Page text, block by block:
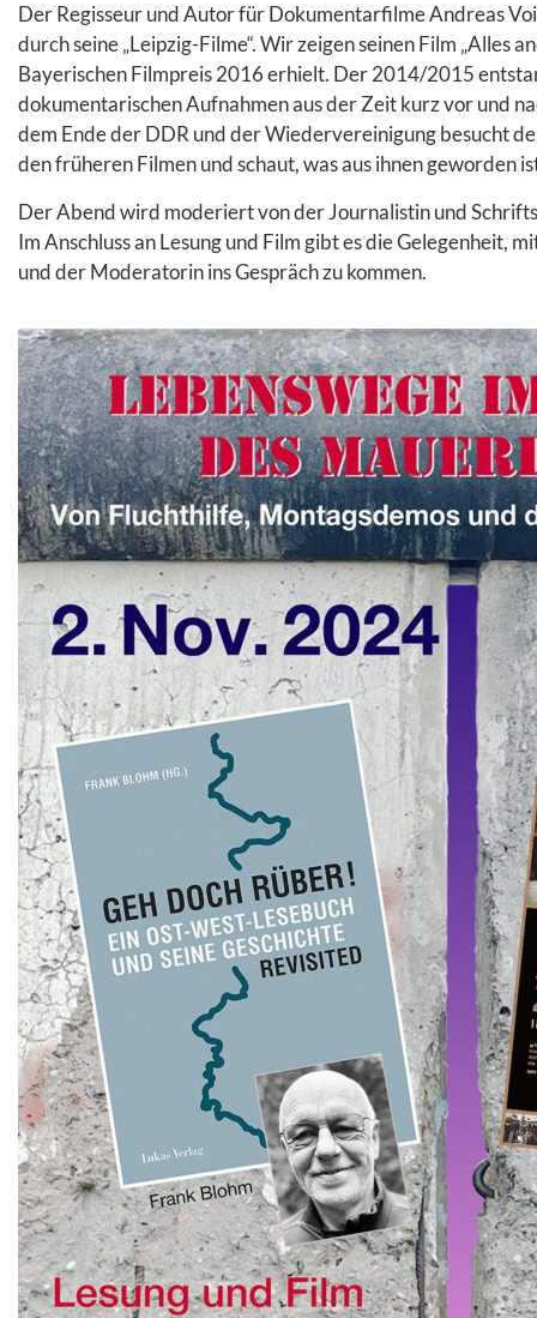
Der Regisseur und Autor für Dokumentarfilme Andreas
durch seine „Leipzig-Filme“. Wir zeigen seinen Film „Alles
Bayerischen Filmpreis 2016 erhielt. Der 2014/2015
dokumentarischen Aufnahmen aus der Zeit kurz vor und
dem Ende der DDR und der Wiedervereinigung besucht
den früheren Filmen und schaut, was aus ihnen geworden
Der Abend wird moderiert von der Journalistin und
Im Anschluss an Lesung und Film gibt es die Gelegenheit,
und der Moderatorin ins Gespräch zu kommen.